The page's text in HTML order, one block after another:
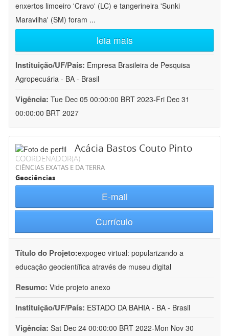
enxertos limoeiro 'Cravo' (LC) e tangerineira 'Sunki
Maravilha' (SM) foram ...
leia mais
Instituição/UF/País: Empresa Brasileira de Pesquisa
Agropecuária - BA - Brasil
Vigência: Tue Dec 05 00:00:00 BRT 2023-Fri Dec 31
00:00:00 BRT 2027
Acácia Bastos Couto Pinto
COORDENADOR(A)
CIÊNCIAS EXATAS E DA TERRA
Geociências
E-mail
Currículo
Título do Projeto:expogeo virtual: popularizando a
educação geocientífica através de museu digital
Resumo: Vide projeto anexo
Instituição/UF/País: ESTADO DA BAHIA - BA - Brasil
Vigência: Sat Dec 24 00:00:00 BRT 2022-Mon Nov 30